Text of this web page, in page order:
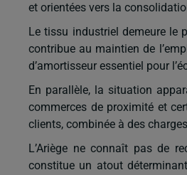
et orientées vers la
Le tissu industriel demeure le
contribue au maintien de
d’amortisseur essentiel pour
En parallèle, la situation
commerces de proximité et
clients, combinée à des
L’Ariège ne connaît pas de
constitue un atout